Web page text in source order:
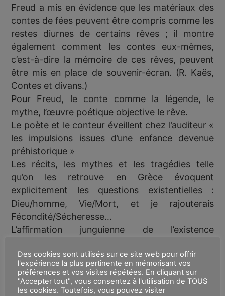
Freud a mis en évidence que les matériaux des
contes de fées peuvent être compris comme les
restes diurnes de certains rêves ; il montre
également comment les contes eux-mêmes,
c’est-à-dire la mémoire de ces rêves, peuvent
être mis en place de souvenir-écran. (R. Kaës,
Contes et divans.)
Pour Freud, le conte comme la légende, le
mythe, l’œuvre poétique objective le rêve.
Le poète et le conteur éveillent chez l’auditeur «
les impulsions issues d’une enfance devenue
préhistorique »
Les récits, les mythes et les tragédies telle
qu’on les retrouve en Grèce évoquent
explicitement les questions existentielles :
Dieu/homme, Vie/Mort, et je rajouterais
Fécondité/Sécheresse…
L’affirmation junguienne de l’existence
longtemps, malgré le doute de Freud, fait florès,
il est désormais avéré que de nombreux mythes
contradictoires ont coexisté, certains sont
Des cookies sont utilisés sur ce site web pour offrir
l'expérience la plus pertinente en mémorisant vos
préférences et vos visites répétées. En cliquant sur
"Accepter tout", vous consentez à l'utilisation de TOUS
les cookies. Toutefois, vous pouvez visiter